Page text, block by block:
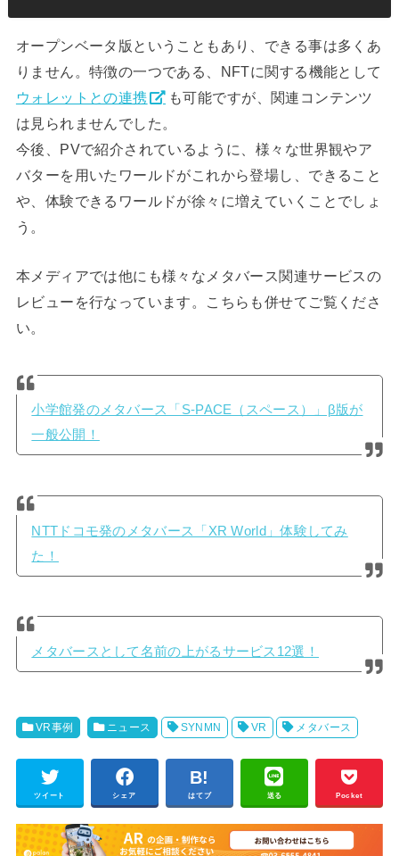
オープンベータ版ということもあり、できる事は多くあ
りません。特徴の一つである、NFTに関する機能として
ウォレットとの連携
も可能ですが、関連コンテンツ
は見られませんでした。
今後、PVで紹介されているように、様々な世界観やア
バターを用いたワールドがこれから登場し、できること
や、体験できるワールドが徐々に増えていくことでしょ
う。
本メディアでは他にも様々なメタバース関連サービスの
レビューを行なっています。こちらも併せてご覧くださ
い。
小学館発のメタバース「S-PACE（スペース）」β版が
一般公開！
NTTドコモ発のメタバース「XR World」体験してみ
た！
メタバースとして名前の上がるサービス12選！
VR事例 ニュース SYNMN VR メタバース
ツイート シェア はてブ 送る Pocket